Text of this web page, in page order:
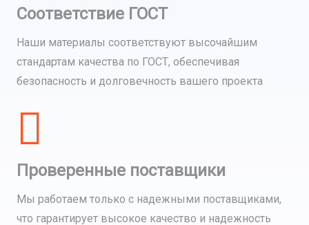
Соответствие ГОСТ
Наши материалы соответствуют высочайшим
стандартам качества по ГОСТ, обеспечивая
безопасность и долговечность вашего проекта
Проверенные поставщики
Мы работаем только с надежными поставщиками,
что гарантирует высокое качество и надежность